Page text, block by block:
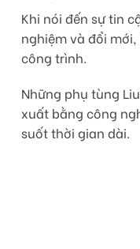
Khi nói đến sự tin
nghiệm và đổi
công trình.
Những phụ tùng
xuất bằng công
suốt thời gian dài.